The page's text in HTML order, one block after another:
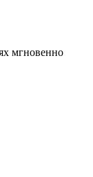
мгновенно